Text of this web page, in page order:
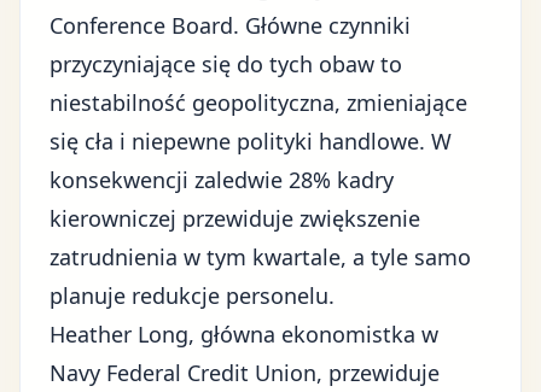
Conference Board. Główne czynniki
przyczyniające się do tych obaw to
niestabilność geopolityczna, zmieniające
się cła i niepewne polityki handlowe. W
konsekwencji zaledwie 28% kadry
kierowniczej przewiduje zwiększenie
zatrudnienia w tym kwartale, a tyle samo
planuje redukcje personelu.
Heather Long, główna ekonomistka w
Navy Federal Credit Union, przewiduje